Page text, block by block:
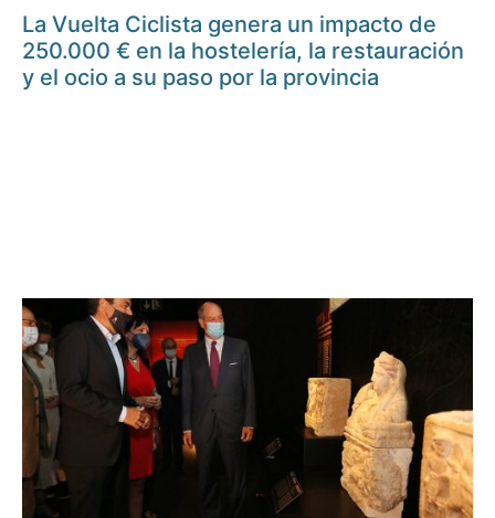
La Vuelta Ciclista genera un impacto de
250.000 € en la hostelería, la restauración
y el ocio a su paso por la provincia